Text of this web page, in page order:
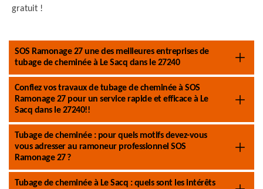
gratuit !
SOS Ramonage 27 une des meilleures entreprises de
tubage de cheminée à Le Sacq dans le 27240
Confiez vos travaux de tubage de cheminée à SOS
Ramonage 27 pour un service rapide et efficace à Le
Sacq dans le 27240!!
Tubage de cheminée : pour quels motifs devez-vous
vous adresser au ramoneur professionnel SOS
Ramonage 27 ?
Tubage de cheminée à Le Sacq : quels sont les intérêts